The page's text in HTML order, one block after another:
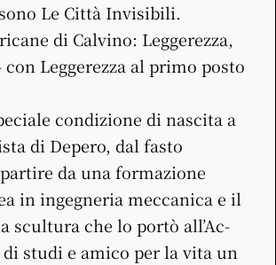
Le Città Invisibili.
di Calvino: Leggerezza,
Leggerezza al primo posto
condizione di nascita a
di Depero, dal fasto
da una formazione
in ingegneria meccanica e il
scultura che lo portò all’Ac­
studi e amico per la vita un